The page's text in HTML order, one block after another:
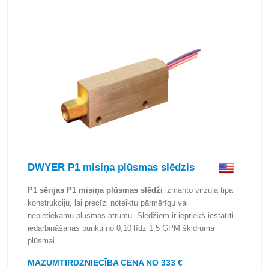
DWYER P1 misiņa plūsmas slēdzis
P1 sērijas P1 misiņa plūsmas slēdži izmanto virzuļa tipa
konstrukciju, lai precīzi noteiktu pārmērīgu vai
nepietiekamu plūsmas ātrumu. Slēdžiem ir iepriekš iestatīti
iedarbināšanas punkti no 0,10 līdz 1,5 GPM šķidruma
plūsmai.
MAZUMTIRDZNIECĪBA CENA NO 333 €